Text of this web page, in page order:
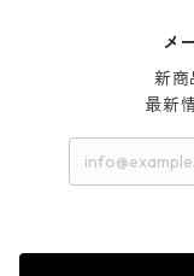
メ
新商
最新